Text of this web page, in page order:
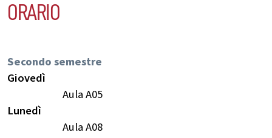
ORARIO
Secondo semestre
Giovedì
Aula A05
Lunedì
Aula A08